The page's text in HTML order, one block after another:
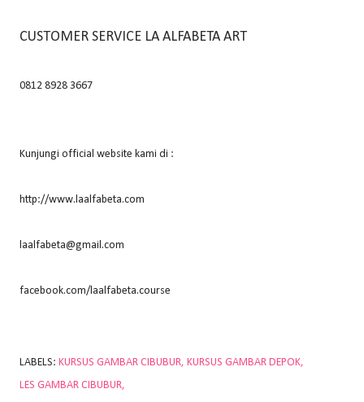
CUSTOMER SERVICE LA ALFABETA ART
0812 8928 3667
Kunjungi official website kami di :
http://www.laalfabeta.com
laalfabeta@gmail.com
facebook.com/laalfabeta.course
LABELS: KURSUS GAMBAR CIBUBUR KURSUS GAMBAR DEPOK
LES GAMBAR CIBUBUR